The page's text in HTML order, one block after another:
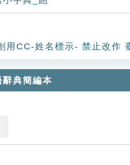
用CC-姓名標示- 禁止改作
辭典簡編本